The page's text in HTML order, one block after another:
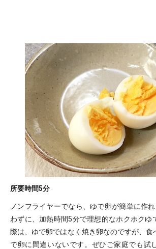
所要時間5分
ノンフライヤーでなら、ゆで卵が簡単に作
わずに、加熱時間5分で理想的なホクホクゆ
際は、ゆで卵ではなく焼き卵なのですが、食
で卵に間違いないです。ぜひご家庭でも試